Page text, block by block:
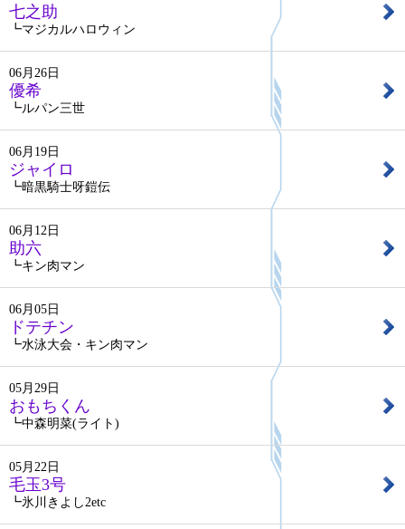
七之助
┗マジカルハロウィン
06月26日
優希
┗ルパン三世
06月19日
ジャイロ
┗暗黒騎士呀鎧伝
06月12日
助六
┗キン肉マン
06月05日
ドテチン
┗水泳大会・キン肉マン
05月29日
おもちくん
┗中森明菜(ライト)
05月22日
毛玉3号
┗氷川きよし2etc